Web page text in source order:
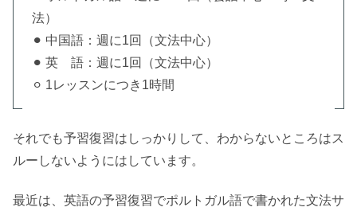
法）
⚫︎ 中国語：週に1回（文法中心）
⚫︎ 英 語：週に1回（文法中心）
⚪︎ 1レッスンにつき1時間
それでも予習復習はしっかりして、わからないところはス
ルーしないようにはしています。
最近は、英語の予習復習でポルトガル語で書かれた文法サ